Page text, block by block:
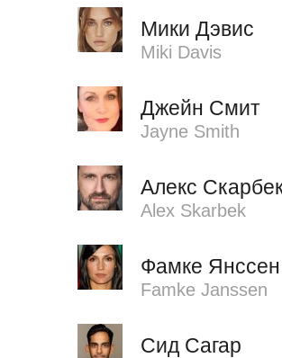
Мики Дэвис
Miki Davis
Джейн Смит
Jayne Smith
Алекс
Alex Skarbek
Фамке Янссен
Famke Janssen
Сид Сагар